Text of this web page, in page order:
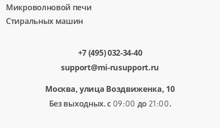
Микроволновой печи
Стиральных машин
+7 (495) 032-34-40
support@mi-rusupport.ru
Москва, улица Воздвиженка, 10
Без выходных. с 09:00 до 21:00.